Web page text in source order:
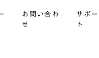
お問い合わ
せ
サポー
ト